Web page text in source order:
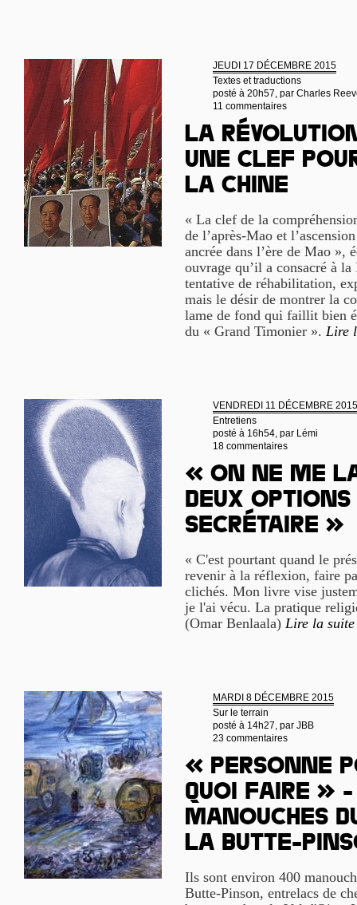
JEUDI 17 DÉCEMBRE 2015
Textes et traductions
posté à 20h57, par Charles
11 commentaires
La
une clef
la Chine
« La clef de la
de l’après-Mao et
ancrée dans l’ère de Mao »,
ouvrage qu’il a consacré à
tentative de réhabilitation,
mais le désir de montrer la
lame de fond qui faillit bien
du « Grand Timonier ». Lire
VENDREDI 11 DÉCEMBRE 2015
Entretiens
posté à 16h54, par Lémi
18 commentaires
« On ne me
deux options
secrétaire »
« C'est pourtant quand le
revenir à la réflexion, faire
clichés. Mon livre vise
je l'ai vécu. La pratique
(Omar Benlaala) Lire la suite
MARDI 8 DÉCEMBRE 2015
Sur le terrain
posté à 14h27, par JBB
23 commentaires
« Personne
quoi faire » -
manouches
la Butte-
Ils sont environ 400
Butte-Pinson, entrelacs de